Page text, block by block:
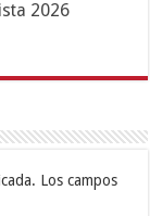
2026
Los campos